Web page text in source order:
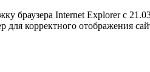
браузера Internet Explorer c
для корректного отображения